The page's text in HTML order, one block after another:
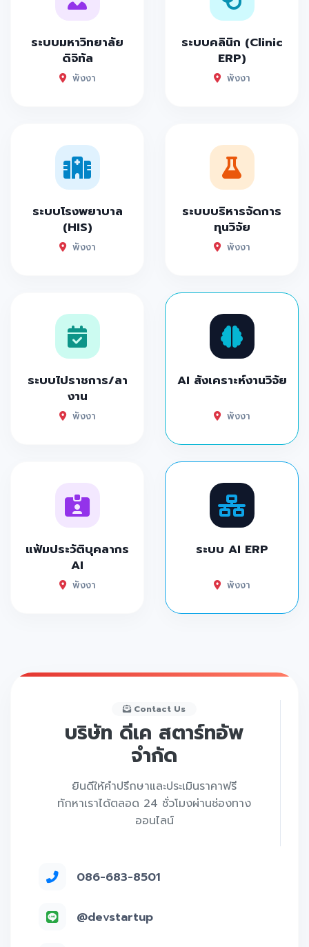
ระบบมหาวิทยาลัย
ดิจิทัล
พังงา
ระบบคลินิก (Clinic
ERP)
พังงา
ระบบโรงพยาบาล
(HIS)
พังงา
ระบบบริหารจัดการ
ทุนวิจัย
พังงา
ระบบไปราชการ/ลา
งาน
พังงา
AI สังเคราะห์งานวิจัย
พังงา
แฟ้มประวัติบุคลากร
AI
พังงา
ระบบ AI ERP
พังงา
Contact Us
บริษัท ดีเค สตาร์ทอัพ
จำกัด
ยินดีให้คำปรึกษาและประเมินราคาฟรี
ทักหาเราได้ตลอด 24 ชั่วโมงผ่านช่องทาง
ออนไลน์
086-683-8501
@devstartup